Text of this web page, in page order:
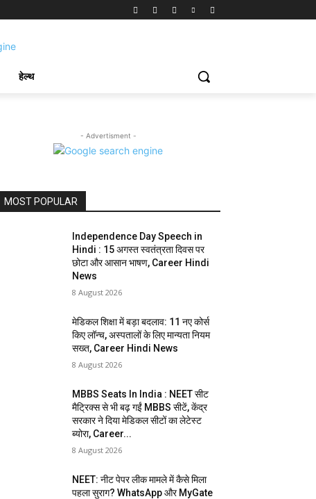
हेल्थ
- Advertisment -
MOST POPULAR
Independence Day Speech in
Hindi : 15 अगस्त स्वतंत्रता दिवस पर
छोटा और आसान भाषण, Career Hindi
News
8 August 2026
मेडिकल शिक्षा में बड़ा बदलाव: 11 नए कोर्स
किए लॉन्च, अस्पतालों के लिए मान्यता नियम
सख्त, Career Hindi News
8 August 2026
MBBS Seats In India : NEET सीट
मैट्रिक्स से भी बढ़ गईं MBBS सीटें, केंद्र
सरकार ने दिया मेडिकल सीटों का लेटेस्ट
ब्योरा, Career...
8 August 2026
NEET: नीट पेपर लीक मामले में कैसे मिला
पहला सुराग? WhatsApp और MyGate